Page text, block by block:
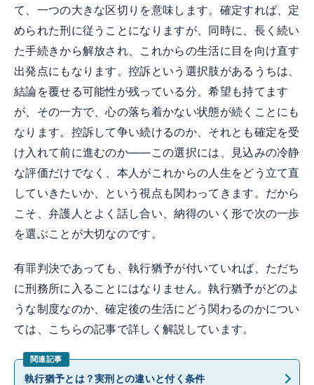
て、一つの大きな区切りを意味します。確定すれば、定
められた刑に従うことになりますが、同時に、長く続い
た手続きから解放され、これからの生活に目を向け直す
出発点にもなります。控訴という選択肢があるうちは、
結論を覆せる可能性が残っている分、希望も持てます
が、その一方で、心の落ち着かない状態が続くことにも
なります。控訴して争い続けるのか、それとも確定を受
け入れて前に進むのか——この選択には、見込みの冷静
な評価だけでなく、本人がこれからの人生をどう立て直
していきたいか、という視点も関わってきます。だから
こそ、弁護人とよく話し合い、納得のいく形で次の一歩
を選ぶことが大切なのです。
有罪判決であっても、執行猶予が付いていれば、ただち
に刑務所に入ることにはなりません。執行猶予がどのよ
うな制度なのか、確定後の生活にどう関わるのかについ
ては、こちらの記事で詳しく解説しています。
執行猶予とは？実刑との違いと付く条件